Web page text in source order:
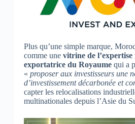
Plus qu’une simple marque,
comme une vitrine de
exportatrice du Royaumequi a
« proposer aux investisseurs une
d’investissement décarbonée et
capter les relocalisations
multinationales depuis l’Asie du